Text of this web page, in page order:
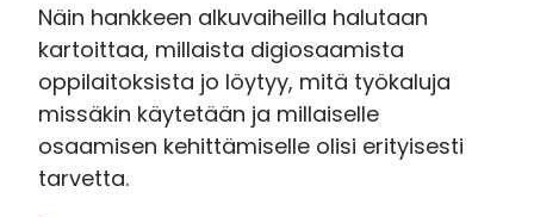
Näin hankkeen alkuvaiheilla halutaan
kartoittaa, millaista digiosaamista
oppilaitoksista jo löytyy, mitä työkaluja
missäkin käytetään ja millaiselle
osaamisen kehittämiselle olisi erityisesti
tarvetta.